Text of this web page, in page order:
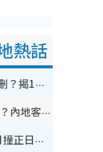
熱話
WhatsApp預設貼圖點刪？揭1招「反向操作」還原簡潔介面 附3步實測教學
香港山邊鐵閘邊門大開？內地客困惑意義何在！網民神回覆：呢種叫法理性防禦
鬼門開2026｜農曆七月撞正日全食特別邪？專家警告切忌做一事！揭4大禁忌+2招保平安